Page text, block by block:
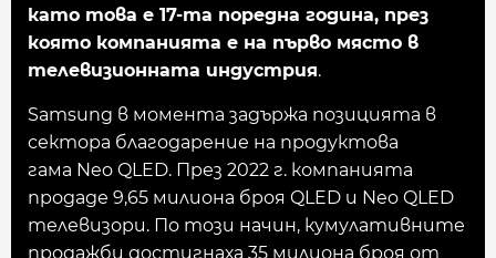
като това е 17‐та поредна година, през
която компанията е на първо място в
телевизионната индустрия.
Samsung в момента задържа позицията в
сектора благодарение на продуктова
гама Neo QLED. През 2022 г. компанията
продаде 9,65 милиона броя QLED и Neo QLED
телевизори. По този начин, кумулативните
продажби достигнаха 35 милиона броя от